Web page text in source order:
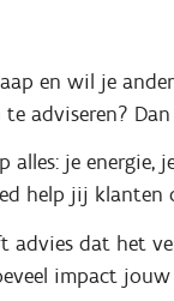
en wil je
adviseren?
je energie,
help jij
advies dat het
impact